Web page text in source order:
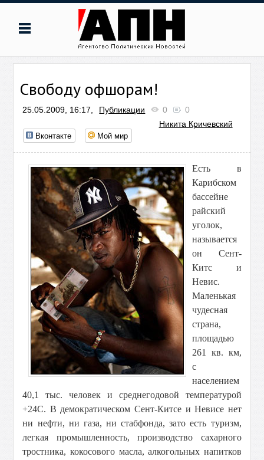
Свободу офшорам!
25.05.2009, 16:17, Публикации 0
0
Никита Кричевский
Вконтакте Мой мир
Есть в
Карибском
бассейне
райский
уголок,
называется
он Сент-
Китс и
Невис.
Маленькая
чудесная
страна,
площадью
261 кв. км,
с
населением
40,1 тыс. человек и среднегодовой температурой
+24С. В демократическом Сент-Китсе и Невисе нет
ни нефти, ни газа, ни стабфонда, зато есть туризм,
легкая промышленность, производство сахарного
тростника, кокосового масла, алкогольных напитков